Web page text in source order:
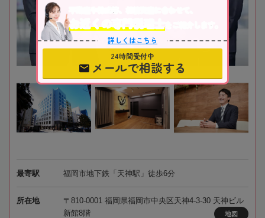
最寄駅 福岡市地下鉄「天神駅」徒歩6分
所在地
〒810-0001 福岡県福岡市中央区天神4-3-30 天神ビル
新館8階
地図
不動産や株式等、相続資産に合わせて、
お近くの専門税理士
をご紹介します。
詳しくはこちら
24時間受付中
メールで相談する